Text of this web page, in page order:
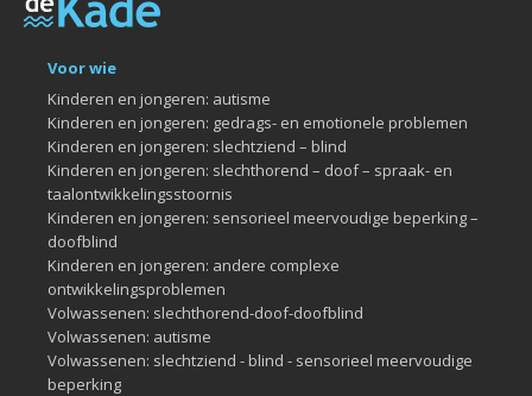
Voor wie
Kinderen en jongeren: autisme
Kinderen en jongeren: gedrags- en emotionele problemen
Kinderen en jongeren: slechtziend – blind
Kinderen en jongeren: slechthorend – doof – spraak- en
taalontwikkelingsstoornis
Kinderen en jongeren: sensorieel meervoudige beperking –
doofblind
Kinderen en jongeren: andere complexe
ontwikkelingsproblemen
Volwassenen: slechthorend-doof-doofblind
Volwassenen: autisme
Volwassenen: slechtziend - blind - sensorieel meervoudige
beperking